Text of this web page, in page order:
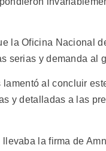
la Oficina Nacional
serias y demanda al
al concluir
y detalladas a las
la firma de